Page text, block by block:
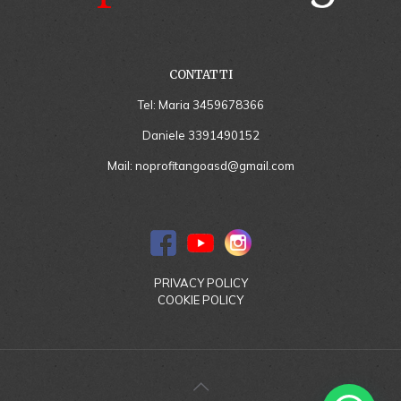
CONTATTI
Tel: Maria 3459678366
Daniele 3391490152
Mail: noprofitangoasd@gmail.com
PRIVACY POLICY
COOKIE POLICY